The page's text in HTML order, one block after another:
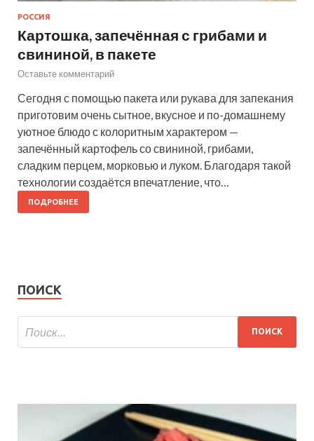
РОССИЯ
Картошка, запечённая с грибами и
свининой, в пакете
Оставьте комментарий
Сегодня с помощью пакета или рукава для запекания
приготовим очень сытное, вкусное и по-домашнему
уютное блюдо с колоритным характером —
запечённый картофель со свининой, грибами,
сладким перцем, морковью и луком. Благодаря такой
технологии создаётся впечатление, что…
ПОДРОБНЕЕ
ПОИСК